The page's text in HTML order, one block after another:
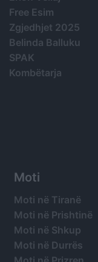
Free Esim
Zgjedhjet 2025
Belinda Balluku
SPAK
Kombëtarja
Moti
Moti në Tiranë
Moti në Prishtinë
Moti në Shkup
Moti në Durrës